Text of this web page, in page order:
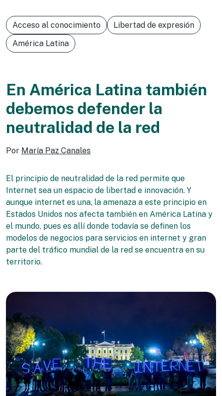
Acceso al conocimiento
Libertad de expresión
América Latina
En América Latina también
debemos defender la
neutralidad de la red
Por María Paz Canales
El principio de neutralidad de la red permite que
Internet sea un espacio de libertad e innovación. Y
aunque internet es una, la amenaza a este principio en
Estados Unidos nos afecta también en América Latina y
el mundo, pues es allí donde todavía se definen los
modelos de negocios para servicios en internet y gran
parte del tráfico mundial de la red se encuentra en su
territorio.